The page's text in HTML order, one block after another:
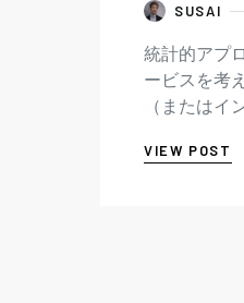
SUSAI
統計的アプ
ービスを考
（またはイ
話ではない
VIEW POST